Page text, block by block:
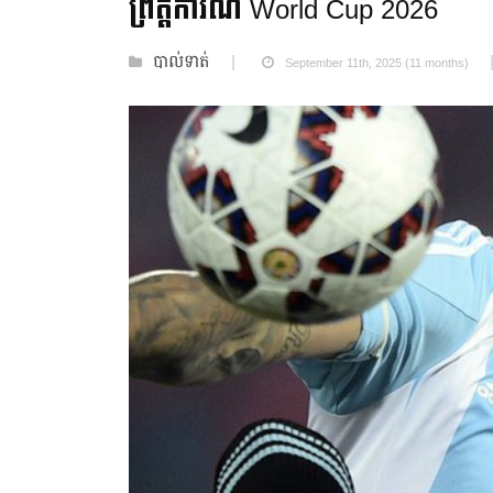
ព្រឹត្តិការណ៍ World Cup 2026
បាល់ទាត់ September 11th, 2025 (11 months)